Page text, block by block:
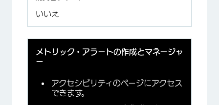
いいえ
メトリック・アラートの作成とマネージャ
ー
アクセシビリティのページにアクセス
できます。